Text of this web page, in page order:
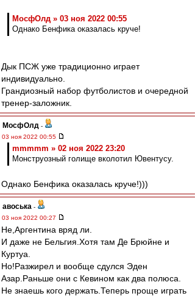
МосфОлд » 03 ноя 2022 00:55
Однако Бенфика оказалась круче!
Дык ПСЖ уже традиционно играет
индивидуально.
Грандиозный набор футболистов и очередной
тренер-заложник.
МосфОлд -
03 ноя 2022 00:55
mmmmm » 02 ноя 2022 23:20
Монструозный голище вколотил Ювентусу.
Однако Бенфика оказалась круче!)))
авоська -
03 ноя 2022 00:27
Не,Аргентина вряд ли.
И даже не Бельгия.Хотя там Де Брюйне и
Куртуа.
Но!Разжирел и вообще сдулся Эден
Азар.Раньше они с Кевином как два полюса.
Не знаешь кого держать.Теперь проще играть